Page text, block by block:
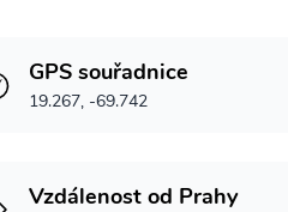
GPS souřadnice
19.267, -69.742
Vzdálenost od Prahy